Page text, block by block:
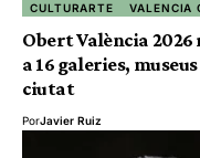
CULTURARTE VALENCIA
Obert València 2026
a 16 galeries,
ciutat
PorJavier Ruiz